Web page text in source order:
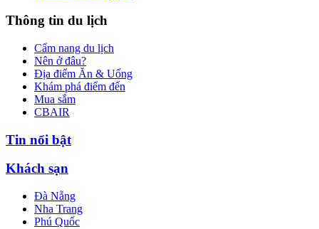
Thông tin du lịch
Cẩm nang du lịch
Nên ở đâu?
Địa điểm Ăn & Uống
Khám phá điểm đến
Mua sắm
CBAIR
Tin nổi bật
Khách sạn
Đà Nẵng
Nha Trang
Phú Quốc